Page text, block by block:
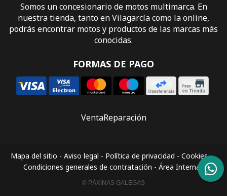
Somos un concesionario de motos multimarca. En
nuestra tienda, tanto en Vilagarcía como la online,
podrás encontrar motos y productos de las marcas más
conocidas.
FORMAS DE PAGO
VentaReparación
Mapa del sitio - Aviso legal - Política de privacidad - Cookies-
Condiciones generales de contratación - Área Interna
© PÁXINAS GALEGAS